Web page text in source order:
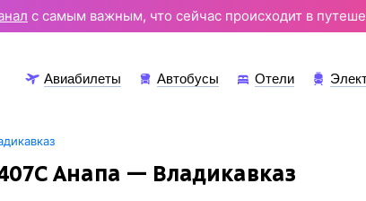
с самым важным, что сейчас происходит в
Авиабилеты Автобусы Отели
Анапа — Владикавказ